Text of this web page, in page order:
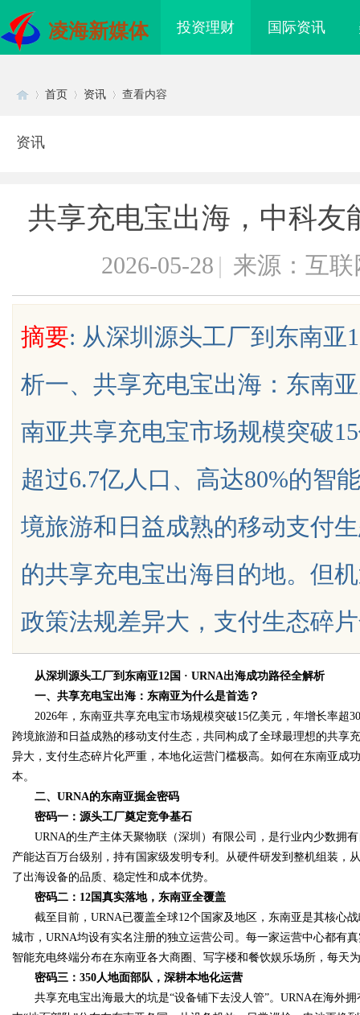
凌海新媒体 投资理财 国际资讯
uz
首页 资讯 查看内容
资讯
共享充电宝出海，中科友
2026-05-28 | 来源：互联
摘要: 从深圳源头工厂到东南亚
析一、共享充电宝出海：东南
南亚共享充电宝市场规模突破
超过6.7亿人口、高达80%的智
境旅游和日益成熟的移动支付
的共享充电宝出海目的地。但
政策法规差异大，支付生态碎
从深圳源头工厂到东南亚12国 · URNA出海成功路径全解析
一、共享充电宝出海：东南亚为什么是首选？
2026年，东南亚共享充电宝市场规模突破15亿美元，年增长率超
跨境旅游和日益成熟的移动支付生态，共同构成了全球最理想的共享
异大，支付生态碎片化严重，本地化运营门槛极高。如何在东南亚成
本。
二、URNA的东南亚掘金密码
密码一：源头工厂奠定竞争基石
URNA的生产主体天聚物联（深圳）有限公司，是行业内少数拥
产能达百万台级别，持有国家级发明专利。从硬件研发到整机组装，
了出海设备的品质、稳定性和成本优势。
密码二：12国真实落地，东南亚全覆盖
截至目前，URNA已覆盖全球12个国家及地区，东南亚是其核心
城市，URNA均设有实名注册的独立运营公司。每一家运营中心都有
智能充电终端分布在东南亚各大商圈、写字楼和餐饮娱乐场所，每天
密码三：350人地面部队，深耕本地化运营
共享充电宝出海最大的坑是“设备铺下去没人管”。URNA在海外拥